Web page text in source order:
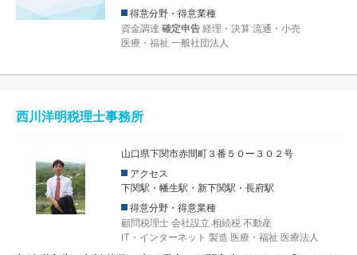
得意分野・得意業種
資金調達 確定申告 経理・決算 流通・小売
医療・福祉 一般社団法人
西川洋明税理士事務所
山口県下関市赤間町３番５０ー３０２号
アクセス
下関駅・幡生駅・新下関駅・長府駅
得意分野・得意業種
顧問税理士 会社設立 相続税 不動産
IT・インターネット 製造 医療・福祉 医療法人